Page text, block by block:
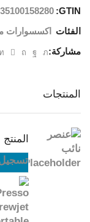
GTIN:
الفئات اكسسوارات
مشاركة:
المنتجات
المنتج